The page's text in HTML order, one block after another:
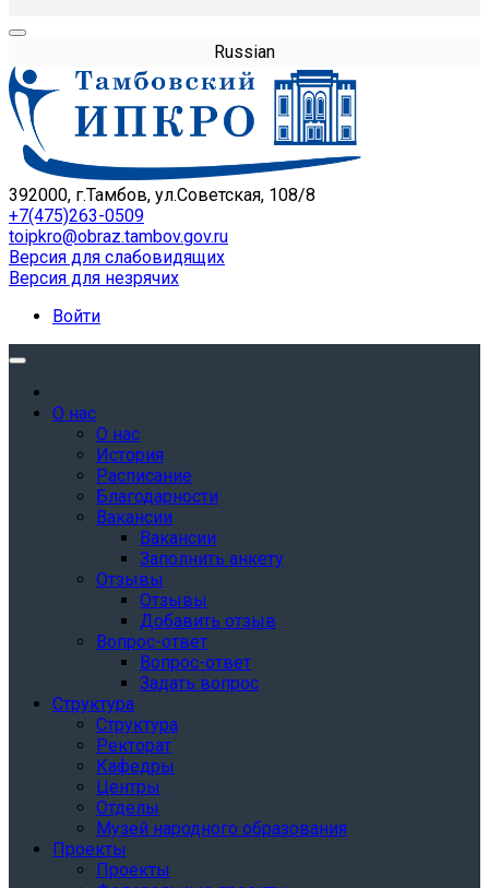
Russian
392000, г.Тамбов, ул.Советская, 108/8
+7(475)263-0509
toipkro@obraz.tambov.gov.ru
Версия для слабовидящих
Версия для незрячих
Войти
О нас
О нас
История
Расписание
Благодарности
Вакансии
Вакансии
Заполнить анкету
Отзывы
Отзывы
Добавить отзыв
Вопрос-ответ
Вопрос-ответ
Задать вопрос
Структура
Структура
Ректорат
Кафедры
Центры
Отделы
Музей народного образования
Проекты
Проекты